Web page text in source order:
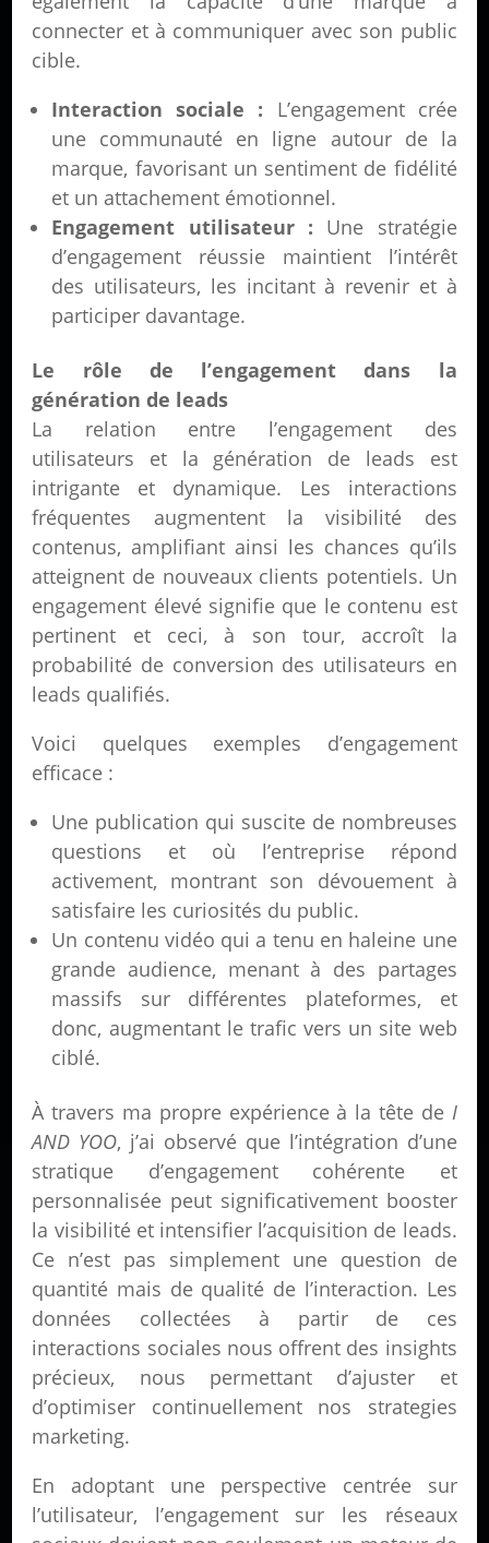
connecter et à communiquer avec son public
cible.
Interaction sociale : L’engagement crée
une communauté en ligne autour de la
marque, favorisant un sentiment de fidélité
et un attachement émotionnel.
Engagement utilisateur : Une stratégie
d’engagement réussie maintient l’intérêt
des utilisateurs, les incitant à revenir et à
participer davantage.
Le rôle de l’engagement dans la
génération de leads
La relation entre l’engagement des
utilisateurs et la génération de leads est
intrigante et dynamique. Les interactions
fréquentes augmentent la visibilité des
contenus, amplifiant ainsi les chances qu’ils
atteignent de nouveaux clients potentiels. Un
engagement élevé signifie que le contenu est
pertinent et ceci, à son tour, accroît la
probabilité de conversion des utilisateurs en
leads qualifiés.
Voici quelques exemples d’engagement
efficace :
Une publication qui suscite de nombreuses
questions et où l’entreprise répond
activement, montrant son dévouement à
satisfaire les curiosités du public.
Un contenu vidéo qui a tenu en haleine une
grande audience, menant à des partages
massifs sur différentes plateformes, et
donc, augmentant le trafic vers un site web
ciblé.
À travers ma propre expérience à la tête de I
AND YOO, j’ai observé que l’intégration d’une
stratique d’engagement cohérente et
personnalisée peut significativement booster
la visibilité et intensifier l’acquisition de leads.
Ce n’est pas simplement une question de
quantité mais de qualité de l’interaction. Les
données collectées à partir de ces
interactions sociales nous offrent des insights
précieux, nous permettant d’ajuster et
d’optimiser continuellement nos strategies
marketing.
En adoptant une perspective centrée sur
l’utilisateur, l’engagement sur les réseaux